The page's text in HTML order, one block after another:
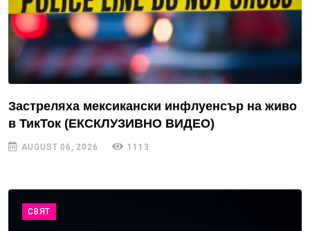
Застреляха мексикански инфлуенсър на живо
в ТикТок (ЕКСКЛУЗИВНО ВИДЕО)
AUGUST 06, 2026 1113
СВЯТ